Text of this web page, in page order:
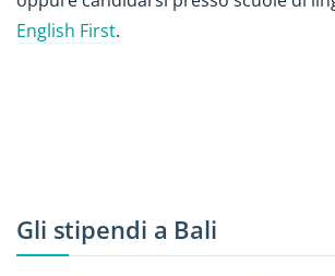
English First.
Gli stipendi a Bali